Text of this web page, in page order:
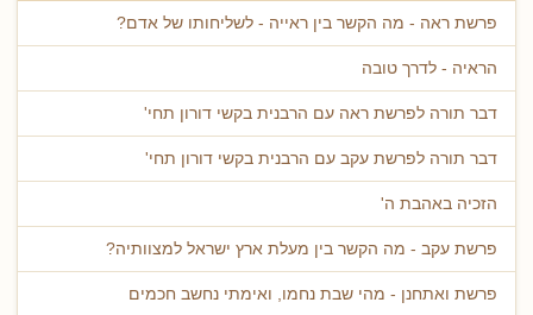
פרשת ראה - מה הקשר בין ראייה - לשליחותו של אדם?
הראיה - לדרך טובה
דבר תורה לפרשת ראה עם הרבנית בקשי דורון תחי'
דבר תורה לפרשת עקב עם הרבנית בקשי דורון תחי'
הזכיה באהבת ה'
פרשת עקב - מה הקשר בין מעלת ארץ ישראל למצוותיה?
פרשת ואתחנן - מהי שבת נחמו, ואימתי נחשב חכמים